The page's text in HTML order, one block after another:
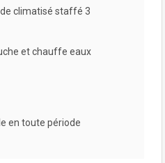
climatisé staffé 3
et chauffe eaux
en toute période